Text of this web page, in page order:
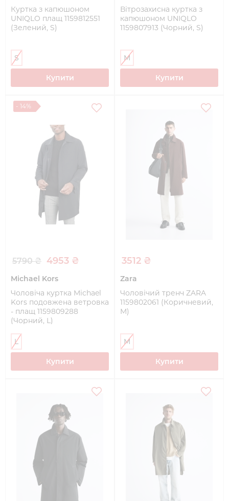
Куртка з капюшоном
UNIQLO плащ 1159812551
(Зелений, S)
S
Купити
Вітрозахисна куртка з
капюшоном UNIQLO
1159807913 (Чорний, S)
M
Купити
- 14%
5790 ₴ 4953 ₴
Michael Kors
Чоловіча куртка Michael
Kors подовжена ветровка
- плащ 1159809288
(Чорний, L)
L
Купити
3512 ₴
Zara
Чоловічий тренч ZARA
1159802061 (Коричневий,
M)
M
Купити